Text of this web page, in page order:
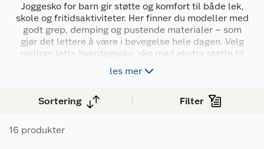
Joggesko for barn gir støtte og komfort til både lek,
skole og fritidsaktiviteter. Her finner du modeller med
godt grep, demping og pustende materialer – som
gjør det lettere å være i bevegelse hele dagen. Velg
mellom lette hverdagssko, sko med ekstra støtte til
turbruk eller fargerike varianter som passer til trening
og utelek. Joggeskoene finnes i ulike størrelser og
les mer
Sortering Filter
16 produkter